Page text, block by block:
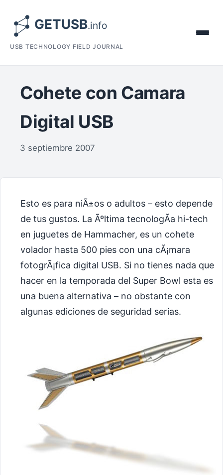
USB TECHNOLOGY FIELD JOURNAL
Cohete con Camara
Digital USB
3 septiembre 2007
Esto es para niÃ±os o adultos – esto depende
de tus gustos. La Ãºltima tecnologÃ­a hi-tech
en juguetes de Hammacher, es un cohete
volador hasta 500 pies con una cÃ¡mara
fotogrÃ¡fica digital USB. Si no tienes nada que
hacer en la temporada del Super Bowl esta es
una buena alternativa – no obstante con
algunas ediciones de seguridad serias.